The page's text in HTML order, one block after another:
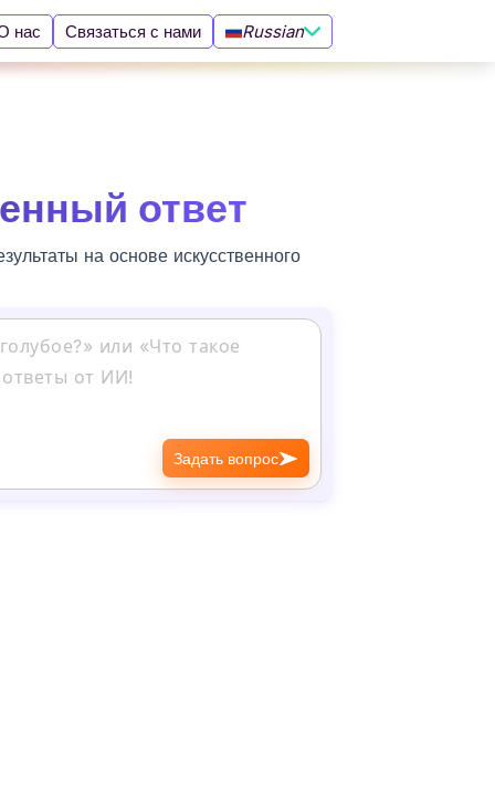
нас Связаться с нами Russian
ответ
на основе искусственного
Задать вопрос